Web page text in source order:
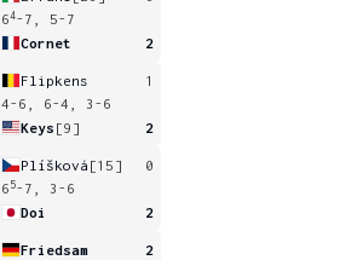
64-7, 5-7
Cornet
2
Flipkens
1
4-6, 6-4, 3-6
Keys [9] 2
Plíšková [15]
0
6 5-7, 3-6
Doi
2
Friedsam
2